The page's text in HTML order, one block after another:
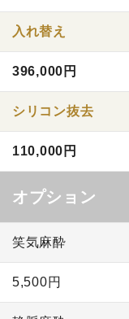
入れ替え
396,000円
シリコン抜去
110,000円
オプション
笑気麻酔
5,500円